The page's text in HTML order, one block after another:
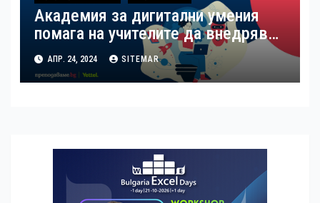
Академия за дигитални умения
помага на учителите да внедряват
изкуствения интелект в учебния
процес
АПР. 24, 2024 SITEMAR